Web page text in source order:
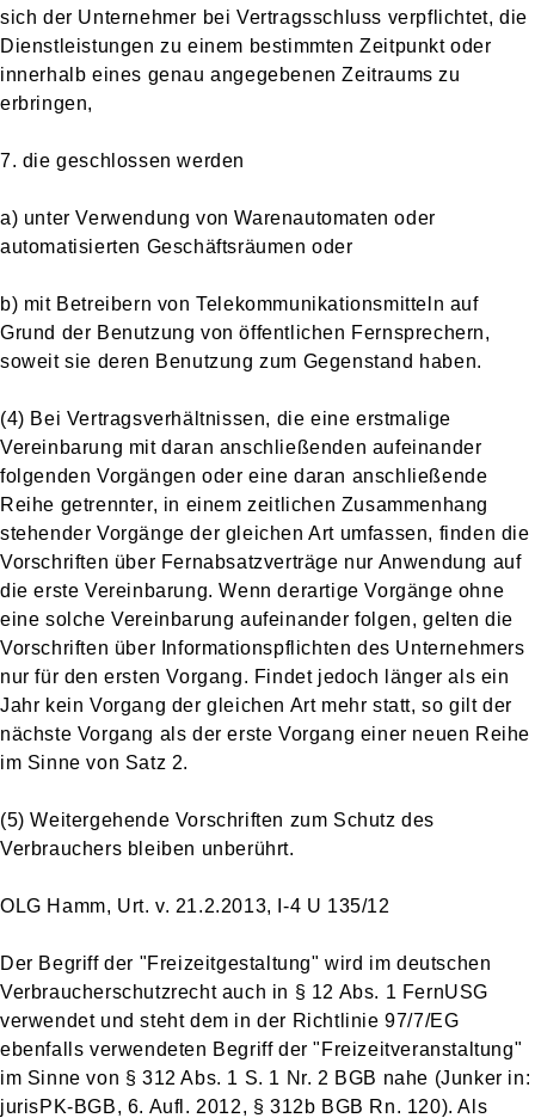
sich der Unternehmer bei Vertragsschluss verpflichtet, die
Dienstleistungen zu einem bestimmten Zeitpunkt oder
innerhalb eines genau angegebenen Zeitraums zu
erbringen,
7. die geschlossen werden
a) unter Verwendung von Warenautomaten oder
automatisierten Geschäftsräumen oder
b) mit Betreibern von Telekommunikationsmitteln auf
Grund der Benutzung von öffentlichen Fernsprechern,
soweit sie deren Benutzung zum Gegenstand haben.
(4) Bei Vertragsverhältnissen, die eine erstmalige
Vereinbarung mit daran anschließenden aufeinander
folgenden Vorgängen oder eine daran anschließende
Reihe getrennter, in einem zeitlichen Zusammenhang
stehender Vorgänge der gleichen Art umfassen, finden die
Vorschriften über Fernabsatzverträge nur Anwendung auf
die erste Vereinbarung. Wenn derartige Vorgänge ohne
eine solche Vereinbarung aufeinander folgen, gelten die
Vorschriften über Informationspflichten des Unternehmers
nur für den ersten Vorgang. Findet jedoch länger als ein
Jahr kein Vorgang der gleichen Art mehr statt, so gilt der
nächste Vorgang als der erste Vorgang einer neuen Reihe
im Sinne von Satz 2.
(5) Weitergehende Vorschriften zum Schutz des
Verbrauchers bleiben unberührt.
OLG Hamm, Urt. v. 21.2.2013, I-4 U 135/12
Der Begriff der "Freizeitgestaltung" wird im deutschen
Verbraucherschutzrecht auch in § 12 Abs. 1 FernUSG
verwendet und steht dem in der Richtlinie 97/7/EG
ebenfalls verwendeten Begriff der "Freizeitveranstaltung"
im Sinne von § 312 Abs. 1 S. 1 Nr. 2 BGB nahe (Junker in:
jurisPK-BGB, 6. Aufl. 2012, § 312b BGB Rn. 120). Als